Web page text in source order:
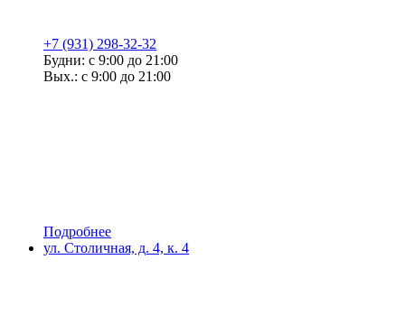
+7 (931) 298-32-32
Будни: с 9:00 до 21:00
Вых.: с 9:00 до 21:00
Подробнее
ул. Столичная, д. 4, к. 4